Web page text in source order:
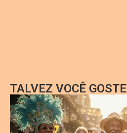
TALVEZ VOCÊ GOSTE